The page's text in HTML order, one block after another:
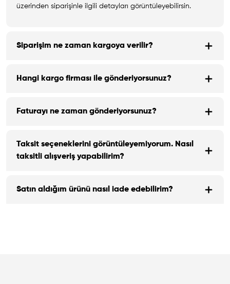
üzerinden siparişinle ilgili detayları görüntüleyebilirsin.
Siparişim ne zaman kargoya verilir?
Hangi kargo firması ile gönderiyorsunuz?
Faturayı ne zaman gönderiyorsunuz?
Taksit seçeneklerini görüntüleyemiyorum. Nasıl
taksitli alışveriş yapabilirim?
Satın aldığım ürünü nasıl iade edebilirim?